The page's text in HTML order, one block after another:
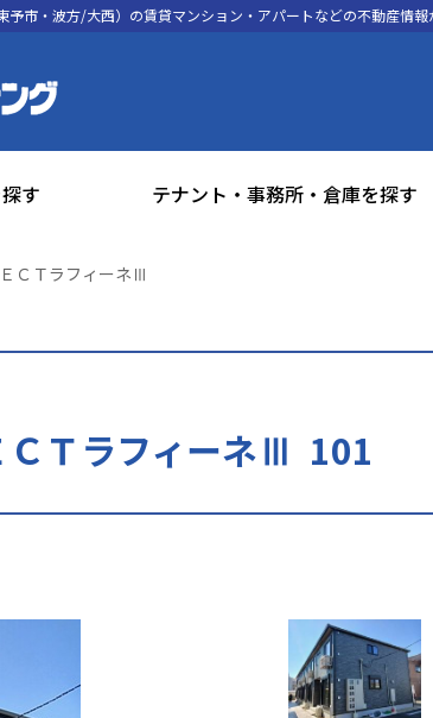
市・波方/大西）の賃貸マンション・アパートなどの不動産情報
す テナント・事務所・倉庫を探す
ＴラフィーネⅢ
ＴラフィーネⅢ 101